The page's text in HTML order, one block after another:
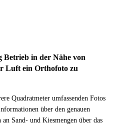
Betrieb in der Nähe von
Luft ein Orthofoto zu
Quadratmeter umfassenden Fotos
über den genauen
Sand- und Kiesmengen über das